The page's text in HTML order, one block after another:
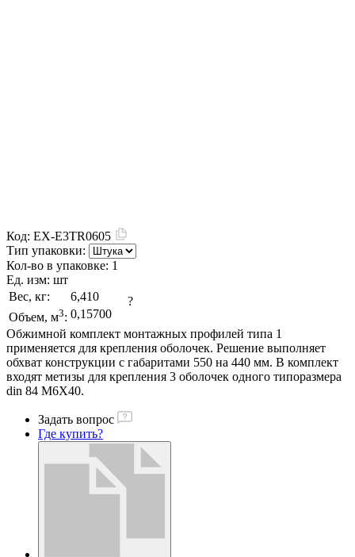
Код: EX-E3TR0605
Тип упаковки:
Кол-во в упаковке: 1
Ед. изм: шт
Вес, кг:
6,410
Объем, м3: 0,15700
?
Обжимной комплект монтажных профилей типа 1
применяется для крепления оболочек. Решение выполняет
обхват конструкции с габаритами 550 на 440 мм. В комплект
входят метизы для крепления 3 оболочек одного типоразмера
din 84 M6X40.
Задать вопрос
Где купить?